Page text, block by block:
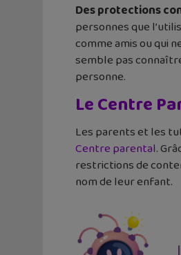
Des protections
personnes que
comme amis ou qui
semble pas
personne.
Le Centre
Les parents et les
Centre parental.
restrictions de
nom de leur enfant.